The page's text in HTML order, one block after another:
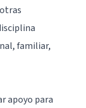
familiar,
apoyo para